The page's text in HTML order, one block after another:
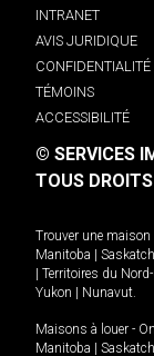
INTRANET
AVIS JURIDIQUE
CONFIDENTIALITÉ
TÉMOINS
ACCESSIBILITÉ
© SERVICES
TOUS DROITS
Trouver une maison
Manitoba
Territoires du
Yukon
Nunavut.
Maisons à louer -
Manitoba